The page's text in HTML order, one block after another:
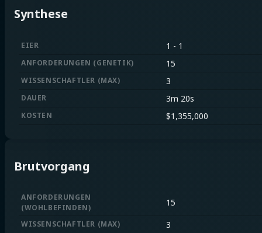
Synthese
EIER 1 - 1
ANFORDERUNGEN (GENETIK) 15
WISSENSCHAFTLER (MAX) 3
DAUER 3m 20s
KOSTEN $1,355,000
Brutvorgang
ANFORDERUNGEN
(WOHLBEFINDEN) 15
WISSENSCHAFTLER (MAX) 3